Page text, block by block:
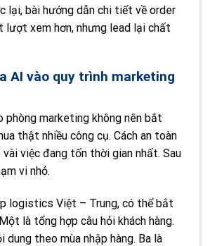
lại, bài hướng dẫn chi tiết về order
lượt xem hơn, nhưng lead lại chất
AI vào quy trình marketing
phòng marketing không nên bắt
thật nhiều công cụ. Cách an toàn
vài việc đang tốn thời gian nhất. Sau
vi nhỏ.
logistics Việt – Trung, có thể bắt
là tổng hợp câu hỏi khách hàng.
dung theo mùa nhập hàng. Ba là